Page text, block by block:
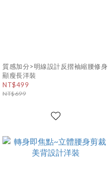
質感加分>明線設計反摺袖縮腰修身
顯瘦長洋裝
NT$499
NT$699